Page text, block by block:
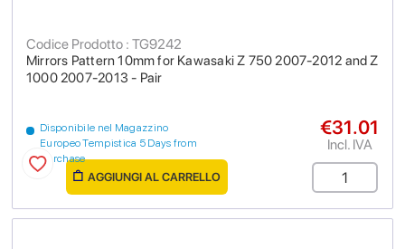
Mirrors Pattern 10mm for Kawasaki Z 750 2007-2012 and Z
1000 2007-2013 - Pair
Codice Prodotto : TG9242
Disponibile nel Magazzino
Europeo Tempistica 5 Days from
purchase
€31.01
Incl. IVA
AGGIUNGI AL CARRELLO